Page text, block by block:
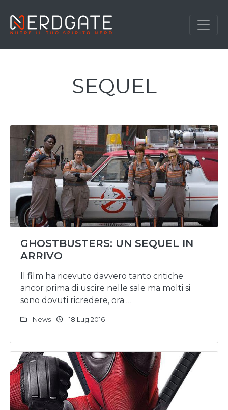
SEQUEL
GHOSTBUSTERS: UN SEQUEL IN
ARRIVO
Il film ha ricevuto davvero tanto critiche
ancor prima di uscire nelle sale ma molti si
sono dovuti ricredere, ora …
News 18 Lug 2016